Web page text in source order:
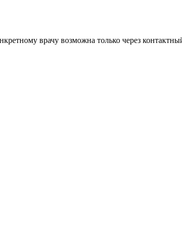
врачу возможна только через